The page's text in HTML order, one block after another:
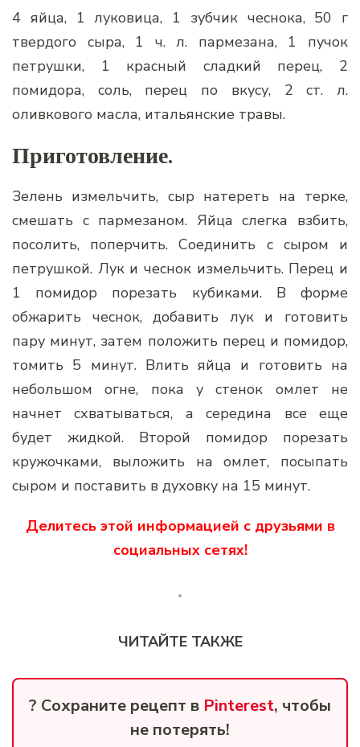
4 яйца, 1 луковица, 1 зубчик чеснока, 50 г
твердого сыра, 1 ч. л. пармезана, 1 пучок
петрушки, 1 красный сладкий перец, 2
помидора, соль, перец по вкусу, 2 ст. л.
оливкового масла, итальянские травы.
Приготовление.
Зелень измельчить, сыр натереть на терке,
смешать с пармезаном. Яйца слегка взбить,
посолить, поперчить. Соединить с сыром и
петрушкой. Лук и чеснок измельчить. Перец и
1 помидор порезать кубиками. В форме
обжарить чеснок, добавить лук и готовить
пару минут, затем положить перец и помидор,
томить 5 минут. Влить яйца и готовить на
небольшом огне, пока у стенок омлет не
начнет схватываться, а середина все еще
будет жидкой. Второй помидор порезать
кружочками, выложить на омлет, посыпать
сыром и поставить в духовку на 15 минут.
Делитесь этой информацией с друзьями в
социальных сетях!
ЧИТАЙТЕ ТАКЖЕ
? Сохраните рецепт в Pinterest, чтобы
не потерять!